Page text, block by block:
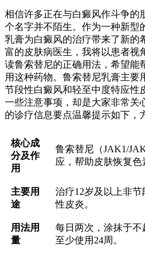
相信许多正在与白癜风作斗争的
个名字并不陌生。作为一种新型
乳膏为白癜风的治疗带来了新的
富的皮肤病医生，我将以患者视
读鲁索替尼的正确用法，希望能
用这种药物。鲁索替尼乳膏主要
节段性白癜风和轻至中度特应性
一些注意事项，却是大家非常关
的诊疗信息要点温馨提示如下，
核心成
分及作
用
鲁索替尼（JAK1/
应，帮助皮肤恢复色
主要用
途
治疗12岁及以上非
性皮炎。
用法用
量
每日两次，涂抹于不
至少使用24周。